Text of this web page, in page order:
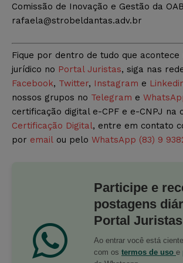
Comissão de Inovação e Gestão da
rafaela@strobeldantas.adv.br
Fique por dentro de tudo que acontece
jurídico no Portal Juristas, siga nas
Facebook, Twitter, Instagram e
nossos grupos no Telegram e
certificação digital e-CPF e e-CNPJ na
Certificação Digital, entre em contato
por email ou pelo WhatsApp (83) 9
Participe e
postagens
Portal
Ao entrar você está
com os termos de uso e